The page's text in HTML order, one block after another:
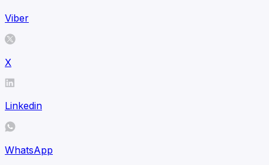
Viber
X
Linkedin
WhatsApp